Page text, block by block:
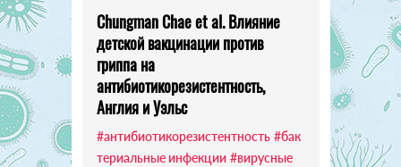
Chungman Chae et al. Влияние
детской вакцинации против
гриппа на
антибиотикорезистентность,
Англия и Уэльс
#антибиотикорезистентность #бак
териальные инфекции #вирусные